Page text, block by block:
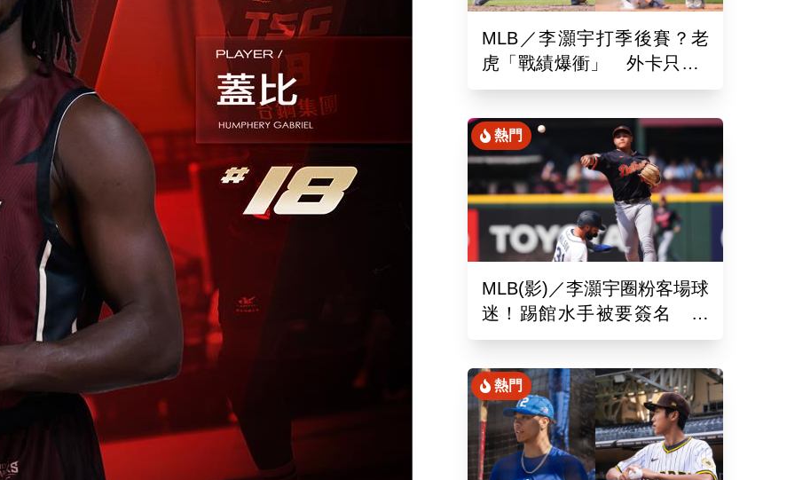
MLB／李灝宇打季後賽？老
虎「戰績爆衝」 外卡只差1
場、客場6系列賽連勝
熱門
MLB(影)／李灝宇圈粉客場球
迷！踢館水手被要簽名 當
地狂粉：終於見到你了
熱門